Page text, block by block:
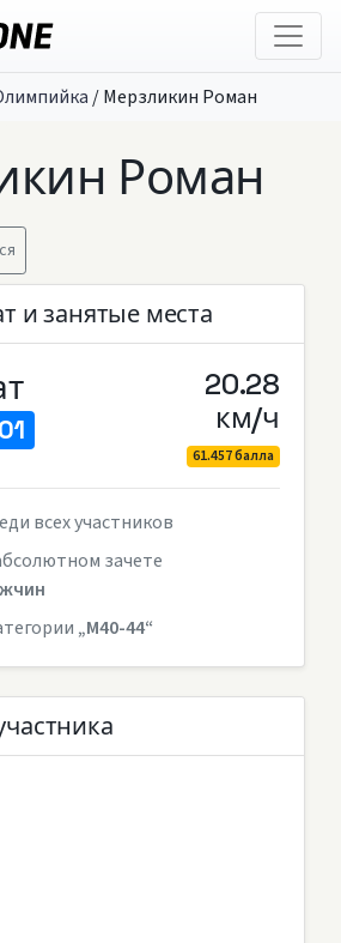
/Мерзликин Роман
Роман
и занятые места
20.28
км/ч
61.457 балла
всех участников
зачете
„M40-44“